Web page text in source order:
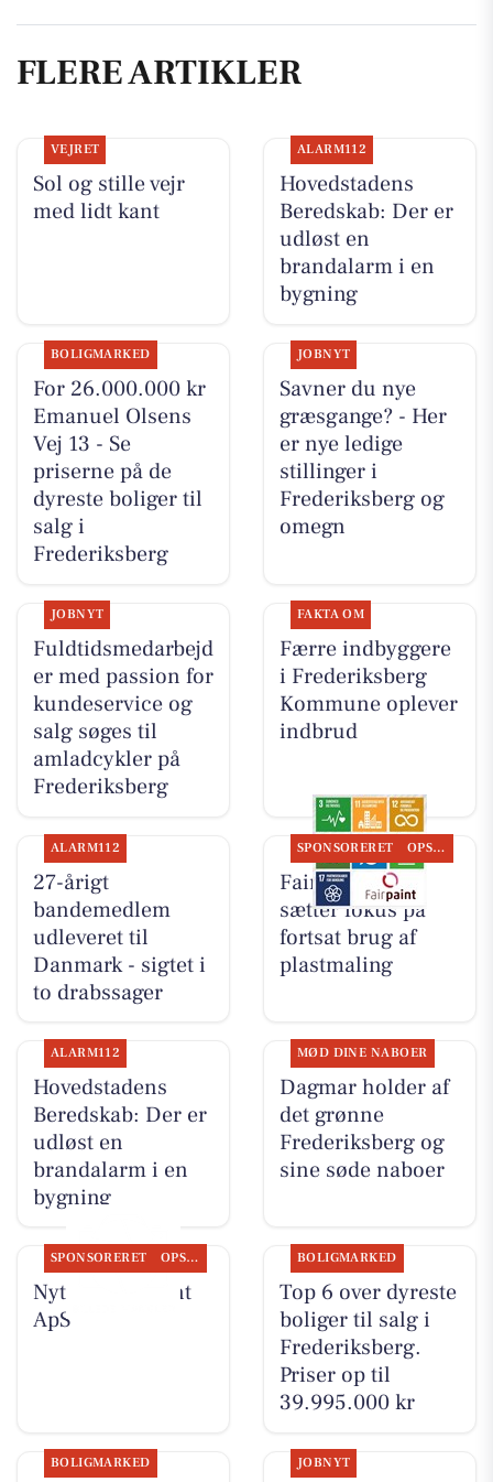
FLERE ARTIKLER
VEJRET
Sol og stille vejr
med lidt kant
ALARM112
Hovedstadens
Beredskab: Der er
udløst en
brandalarm i en
bygning
BOLIGMARKED
For 26.000.000 kr
Emanuel Olsens
Vej 13 - Se
priserne på de
dyreste boliger til
salg i
Frederiksberg
JOBNYT
Savner du nye
græsgange? - Her
er nye ledige
stillinger i
Frederiksberg og
omegn
JOBNYT
Fuldtidsmedarbejd
er med passion for
kundeservice og
salg søges til
amladcykler på
Frederiksberg
FAKTA OM
Færre indbyggere
i Frederiksberg
Kommune oplever
indbrud
ALARM112
27-årigt
bandemedlem
udleveret til
Danmark - sigtet i
to drabssager
SPONSORERET OPSLAGSTAVLEN
Fairpaint ApS
sætter fokus på
fortsat brug af
plastmaling
ALARM112
Hovedstadens
Beredskab: Der er
udløst en
brandalarm i en
bygning
MØD DINE NABOER
Dagmar holder af
det grønne
Frederiksberg og
sine søde naboer
SPONSORERET OPSLAGSTAVLEN
Nyt fra Fairpaint
ApS
BOLIGMARKED
Top 6 over dyreste
boliger til salg i
Frederiksberg.
Priser op til
39.995.000 kr
BOLIGMARKED JOBNYT